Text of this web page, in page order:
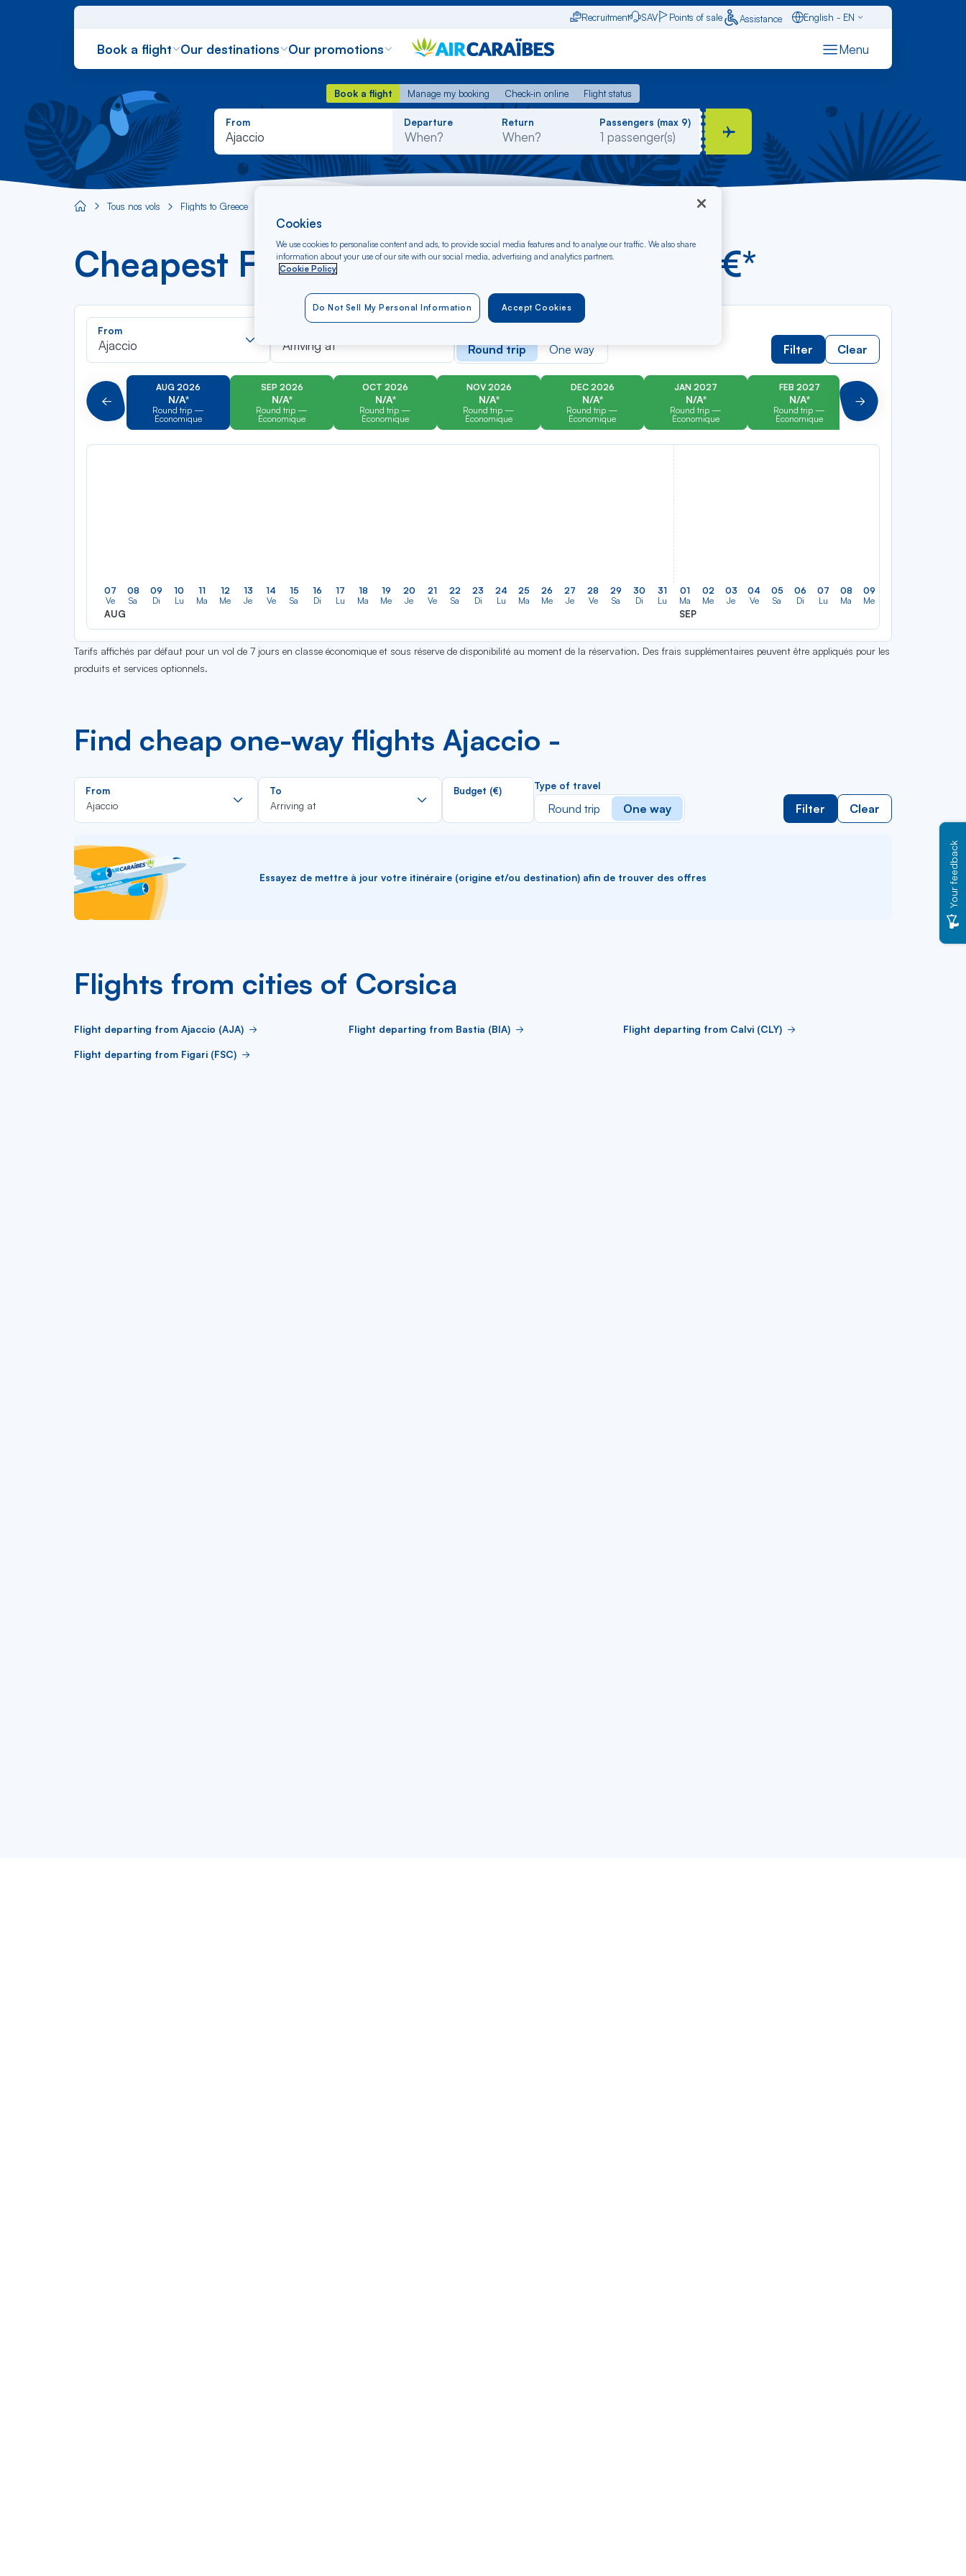
Recruitment SAV Points of sale Assistance
English - EN
Book a flight Our destinations Our promotions Menu
Book a flight Manage my booking Check-in online
Flight status
Book a flight
Manage my booking Check-in online Flight status
From
Ajaccio
Rechercher
dans
liste
Departure Return Passengers (max 9)
Aircaraibes.com
Tous nos vols Flights to Greece
Cheapest Flight Ajaccio to Greece from €*
From
Ajaccio
Rechercher
dans
la
liste
Arriving at
Rechercher
dans
la
liste
Type of travel
Round trip One way Filter Clear
Précédent
AUG 2026
N/A*
Round trip —
Économique
SEP 2026
N/A*
Round trip —
Économique
OCT 2026
N/A*
Round trip —
Économique
NOV 2026
N/A*
Round trip —
Économique
DEC 2026
N/A*
Round trip —
Économique
JAN 2027
N/A*
Round trip —
Économique
FEB 2027
N/A*
Round trip —
Économique
Round trip —
Suivant
07
Ve
AUG
08
Sa
09
Di
10
Lu
11
Ma
12
Me
13
Je
14
Ve
15
Sa
16
Di
17
Lu
18
Ma
19
Me
20
Je
21
Ve
22
Sa
23
Di
24
Lu
25
Ma
26
Me
27
Je
28
Ve
29
Sa
30
Di
31
Lu
01
Ma
SEP
02
Me
03
Je
04
Ve
05
Sa
06
Di
07
Lu
08
Ma
09
Me
Tarifs affichés par défaut pour un vol de 7 jours en classe économique et sous réserve de disponibilité au moment de la réservation. Des frais supplémentaires peuvent être appliqués pour les
produits et services optionnels.
Find cheap one-way flights Ajaccio -
From
Ajaccio
Rechercher
dans
la
To
Arriving at
Rechercher
la
Budget (€) Type of travel
Round trip One way Filter Clear
Essayez de mettre à jour votre itinéraire (origine et/ou destination) afin de trouver des offres
Flights from cities of Corsica
Flight departing from Ajaccio (AJA) Flight departing from Bastia (BIA) Flight departing from Calvi (CLY)
Flight departing from Figari (FSC)
Cookies
We use cookies to personalise content and ads, to provide social media features and to analyse our traffic. We also share
information about your use of our site with our social media, advertising and analytics partners.
Cookie Policy
Accept Cookies
Do Not Sell My Personal Information
Your feedback